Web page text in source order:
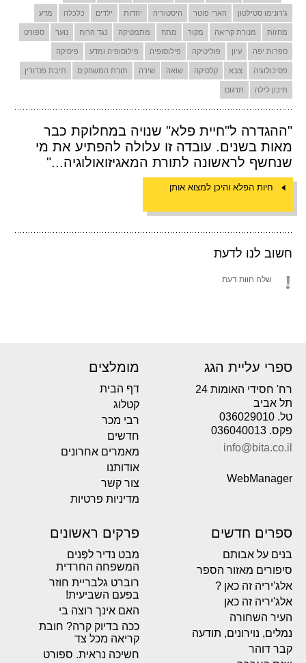
ג'רונימו סטילטון הארי פוטר היסטוריה יהדות ילדים כלכלה מדע
מחזות מנורת קריאה מקור מתח מתמטיקה נגד הרוח נוער ספורט
ספרות יפה עיון פוליטיקה פילוסופיה פילוסופיה ומדע פיסיקה
פסיכולוגיה צבא קלסיקה שואה שירה תורת המשחקים תיבת פנדורין
תיכון לילה תרגום
"ההגדרה ל"חיית פלא" שנויה במחלוקת כבר
מאות בשנים. עובדה זו עלולה להפתיע את מי
שנחשף לראשונה לתורת המאגיזואולוגיה..."
חיות הפלא והיכן למצוא אותן
חשוב לנו לדעת
שלח חוות דעת
ספרי עליית הגג
רח' חסידי האומות 24
תל אביב
טל. 036029010
פקס. 036040013
info@bita.co.il
WebManager
מומלצים
דף הבית
קטלוג
רבי מכר
חדשים
מאמרים אחרונים
אודותנו
צור קשר
מדיניות פרטיות
ספרים חדשים
בנים על אבותם
סיפורים מאזור הספר
אלג'יריה זה כאן ?
אלג'יריה זה כאן
העיר השחורה
נמלים, נוירונים, תודעה
קבר דוהר
פרקים ראשונים
מבט נדיר לפְּנים
המשפחה החרדית
רוברט גלבריית חוזר
בפעם השביעית!
האם אינך רוצה בי
ככה בדיוק קרה? חובת
קריאה מכל צד
חשיכה נראית. ספורט